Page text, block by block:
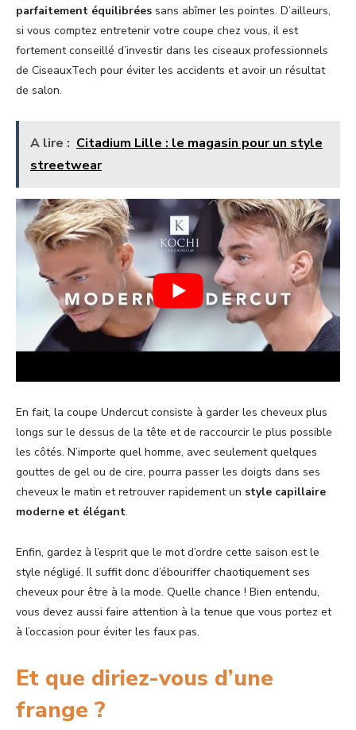
parfaitement équilibrées sans abîmer les pointes. D’ailleurs,
si vous comptez entretenir votre coupe chez vous, il est
fortement conseillé d’investir dans les ciseaux professionnels
de CiseauxTech pour éviter les accidents et avoir un résultat
de salon.
A lire : Citadium Lille : le magasin pour un style
streetwear
En fait, la coupe Undercut consiste à garder les cheveux plus
longs sur le dessus de la tête et de raccourcir le plus possible
les côtés. N’importe quel homme, avec seulement quelques
gouttes de gel ou de cire, pourra passer les doigts dans ses
cheveux le matin et retrouver rapidement un style capillaire
moderne et élégant.
Enfin, gardez à l’esprit que le mot d’ordre cette saison est le
style négligé. Il suffit donc d’ébouriffer chaotiquement ses
cheveux pour être à la mode. Quelle chance ! Bien entendu,
vous devez aussi faire attention à la tenue que vous portez et
à l’occasion pour éviter les faux pas.
Et que diriez-vous d’une
frange ?